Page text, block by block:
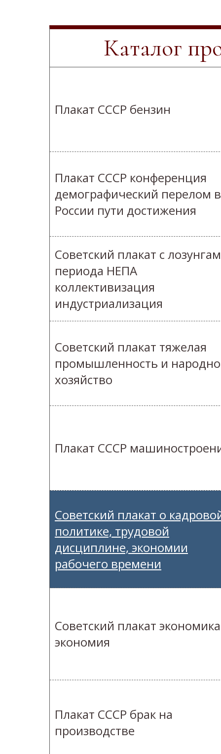
Каталог
Плакат СССР бензин
Плакат СССР конференция
демографический перелом в
России пути достижения
Советский плакат с
периода НЕПА
коллективизация
индустриализация
Советский плакат тяжелая
промышленность и
хозяйство
Плакат СССР
Советский плакат о
политике, трудовой
дисциплине, экономии
рабочего времени
Советский плакат
экономия
Плакат СССР брак на
производстве